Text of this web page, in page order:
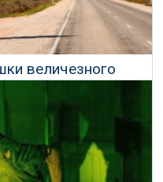
величезного
пустелі
р.